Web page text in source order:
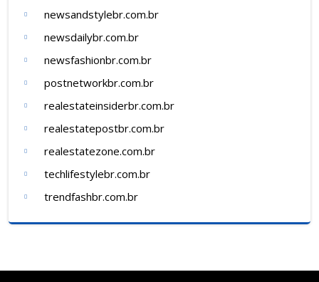
newsandstylebr.com.br
newsdailybr.com.br
newsfashionbr.com.br
postnetworkbr.com.br
realestateinsiderbr.com.br
realestatepostbr.com.br
realestatezone.com.br
techlifestylebr.com.br
trendfashbr.com.br